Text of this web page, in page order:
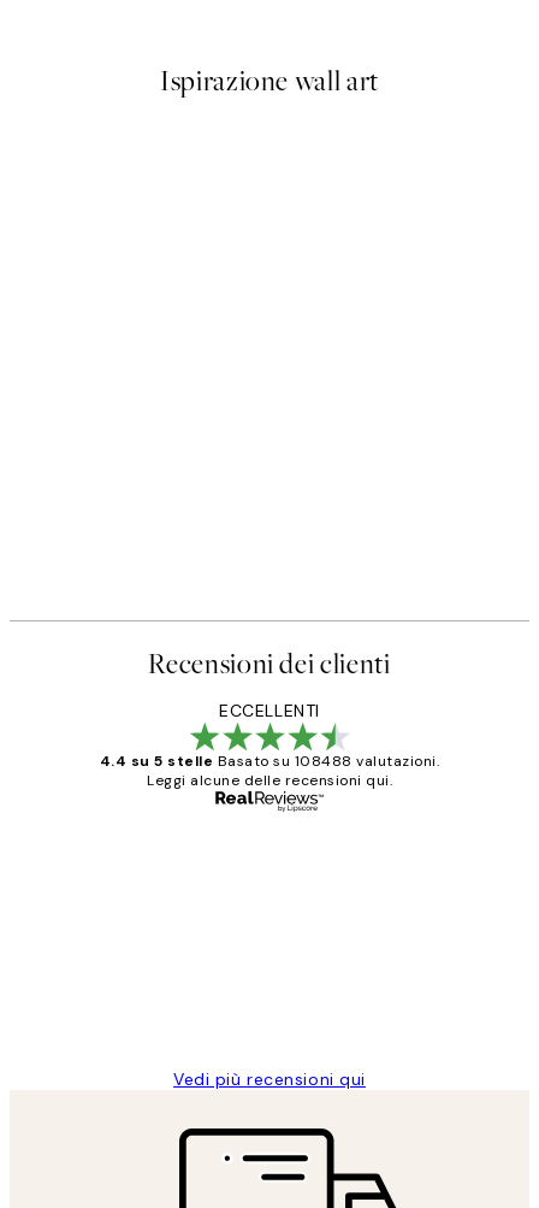
Ispirazione wall art
Recensioni dei clienti
ECCELLENTI
4.4 su 5 stelle Basato su 108488 valutazioni.
Leggi alcune delle recensioni qui.
Vedi più recensioni qui